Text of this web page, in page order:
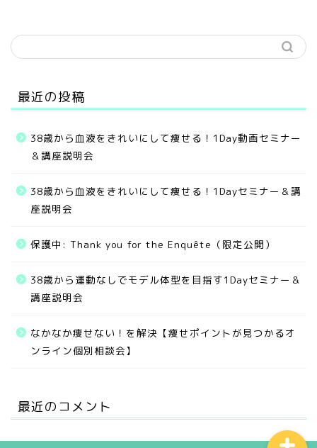
最近の投稿
38歳から血液をきれいにして痩せる！1Day動画セミナー
＆講座説明会
38歳から血液をきれいにして痩せる！1Dayセミナー＆講
座説明会
保護中: Thank you for the Enquête（限定公開）
38歳から運動なしでモデル体型を目指す1Dayセミナー＆
講座説明会
なかなか痩せない！を解決【痩せポイントが見つかるオ
ンライン個別相談会】
最近のコメント
お客様の実績